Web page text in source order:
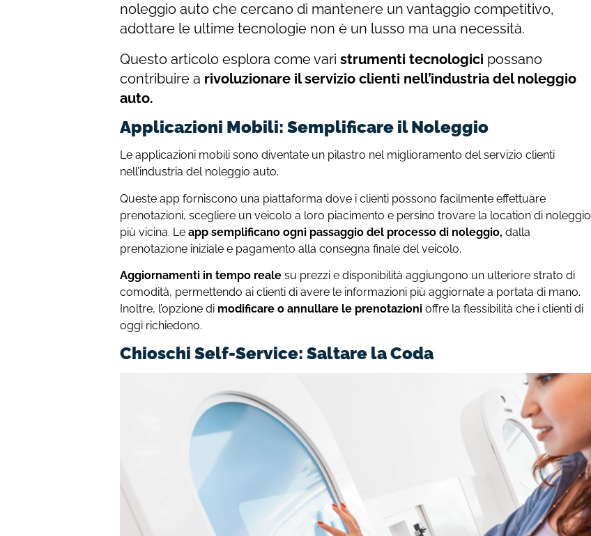
noleggio auto che cercano di mantenere un vantaggio competitivo,
adottare le ultime tecnologie non è un lusso ma una necessità.
Questo articolo esplora come vari strumenti tecnologici possano
contribuire a rivoluzionare il servizio clienti nell’industria del noleggio
auto.
Applicazioni Mobili: Semplificare il Noleggio
Le applicazioni mobili sono diventate un pilastro nel miglioramento del servizio clienti
nell’industria del noleggio auto.
Queste app forniscono una piattaforma dove i clienti possono facilmente effettuare
prenotazioni, scegliere un veicolo a loro piacimento e persino trovare la location di noleggio
più vicina. Le app semplificano ogni passaggio del processo di noleggio, dalla
prenotazione iniziale e pagamento alla consegna finale del veicolo.
Aggiornamenti in tempo reale su prezzi e disponibilità aggiungono un ulteriore strato di
comodità, permettendo ai clienti di avere le informazioni più aggiornate a portata di mano.
Inoltre, l’opzione di modificare o annullare le prenotazioni offre la flessibilità che i clienti di
oggi richiedono.
Chioschi Self-Service: Saltare la Coda